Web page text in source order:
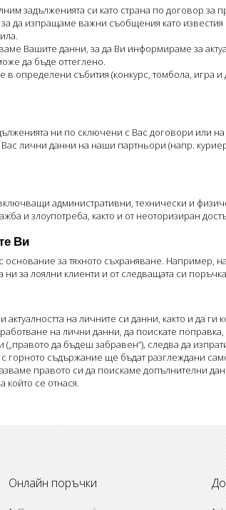
задълженията си като страна по договор за
да изпращаме важни съобщения като
Вашите данни, за да Ви информираме за
да бъде оттеглено.
в определени събития (конкурс, томбола, игра
ни по сключени с Вас договори или
лични данни на наши партньори (напр.
административни, технически и
и злоупотреба, както и от неоторизиран
Ви
за тяхното съхраняване. Например,
за лоялни клиенти и от следващата си
на личните си данни, както и да ги
на лични данни, да поискате
(„правото да бъдеш забравен“), следва да
горното съдържание ще бъдат разглеждани
правото си да поискаме допълнителни
който се отнася.
Онлайн поръчки